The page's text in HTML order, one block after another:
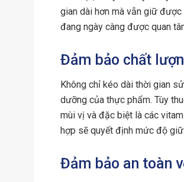
gian dài hơn mà vẫn giữ
đang ngày càng được quan
Đảm bảo chất
Không chỉ kéo dài thời gian
dưỡng của thực phẩm. Tùy
mùi vị và đặc biệt là các
hợp sẽ quyết định mức độ
Đảm bảo an toàn